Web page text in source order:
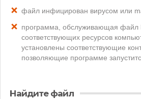
файл инфицирован вирусом или
программа, обслуживающая файл
соответствующих ресурсов
установлены соответствующие
позволяющие программе
Найдите файл